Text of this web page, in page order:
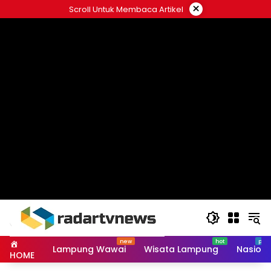
to
Scroll Untuk Membaca Artikel ×
HOME Lampung Wawai Wisata Lampung